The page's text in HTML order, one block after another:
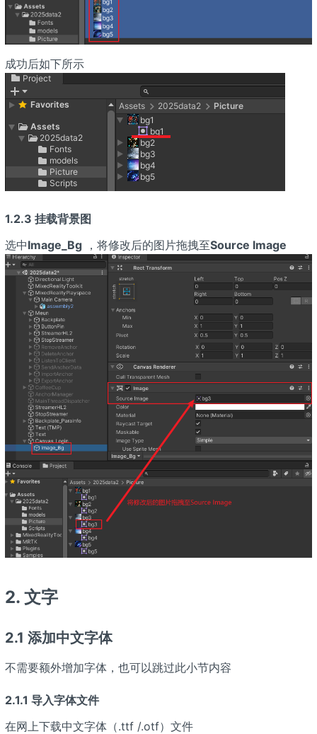
成功后如下所示
1.2.3 挂载背景图
选中Image_Bg，将修改后的图片拖拽至Source lmage
2. 文字
2.1 添加中文字体
不需要额外增加字体，也可以跳过此小节内容
2.1.1 导入字体文件
在网上下载中文字体（.ttf /.otf）文件